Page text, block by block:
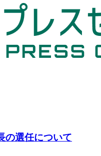
の選任について